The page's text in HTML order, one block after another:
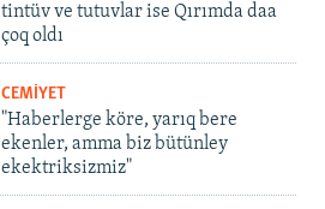
tintüv ve tutuvlar ise Qırımda daa
çoq oldı
CEMİYET
"Haberlerge köre, yarıq bere
ekenler, amma biz bütünley
ekektriksizmiz"